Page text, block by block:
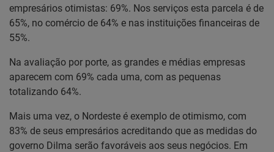
empresários otimistas: 69%. Nos serviços esta parcela é de
65%, no comércio de 64% e nas instituições financeiras de
55%.
Na avaliação por porte, as grandes e médias empresas
aparecem com 69% cada uma, com as pequenas
totalizando 64%.
Mais uma vez, o Nordeste é exemplo de otimismo, com
83% de seus empresários acreditando que as medidas do
governo Dilma serão favoráveis aos seus negócios. Em